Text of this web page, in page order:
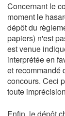
Concernant le
moment le
dépôt du
papiers) n'est
est venue
interprétée en
et recommandé
concours. Ceci
toute